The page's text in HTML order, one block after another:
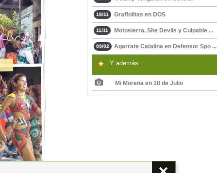
18/11 Graffolitas en DOS
11/11 Motosierra, She Devils y Culpable ...
09/02 Agarrate Catalina en Defensor Spo ...
Y además...
Mi Morena en 18 de Julio